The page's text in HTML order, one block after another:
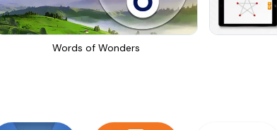
Words of Wonders